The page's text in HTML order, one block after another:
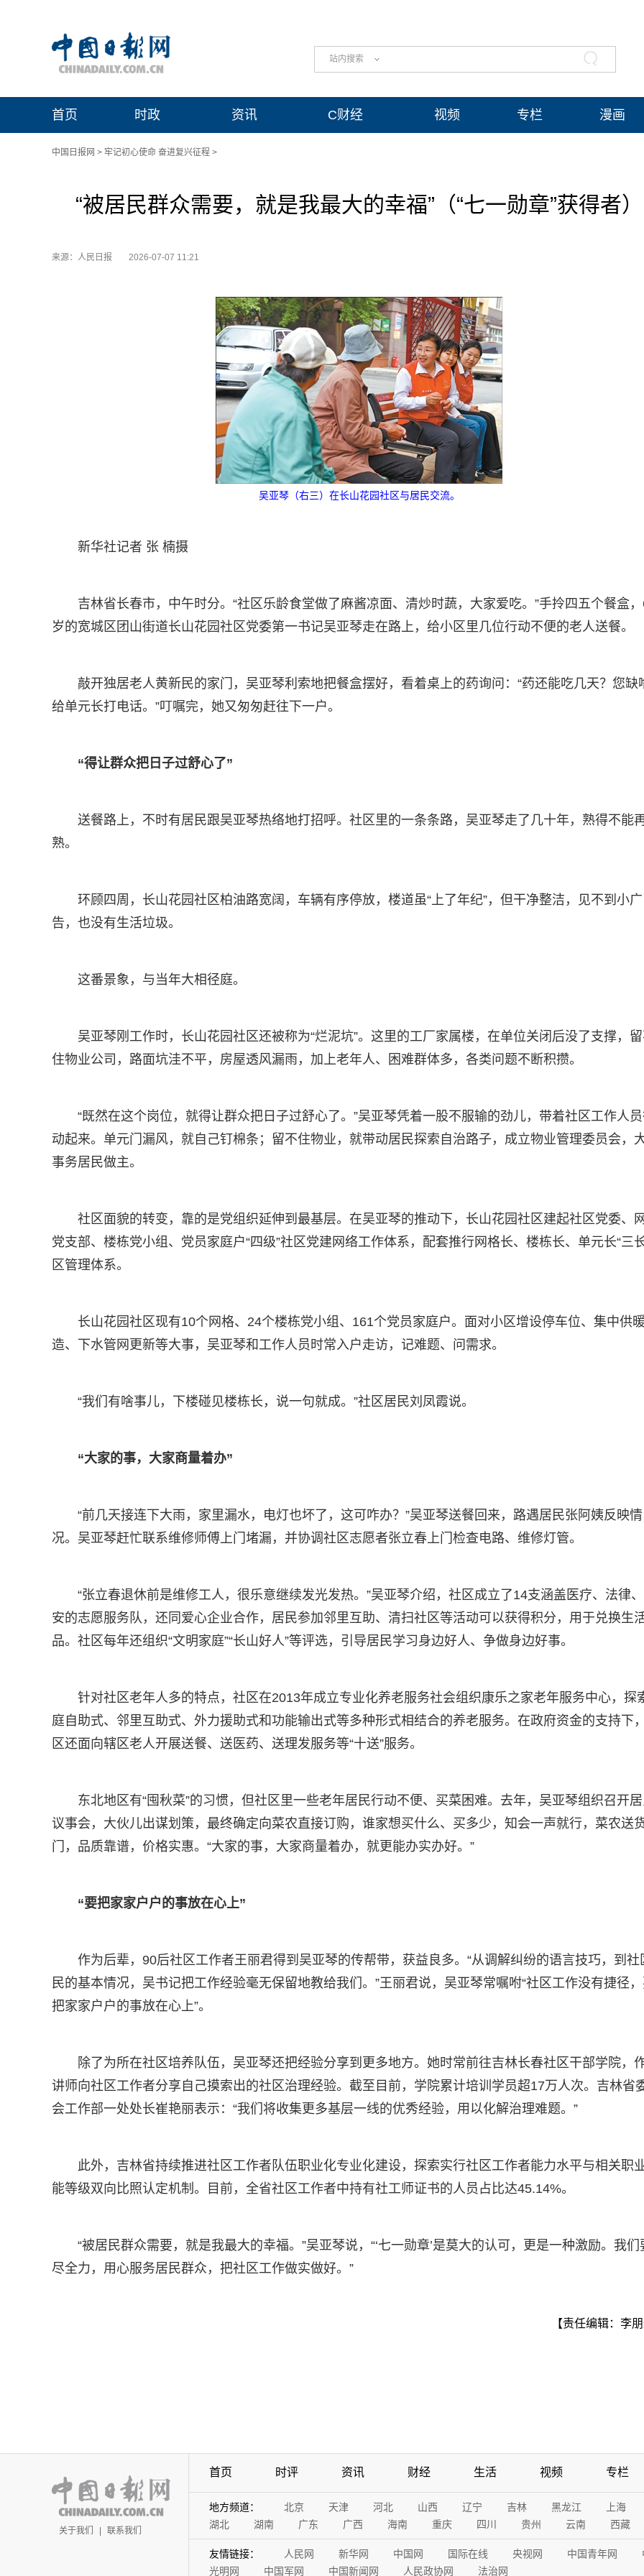
站内搜索
首页 时政 资讯 C财经 视频 专栏 漫画
中国日报网 > 牢记初心使命 奋进复兴征程 >
“被居民群众需要，就是我最大的幸福”（“七一勋章”获得者）
来源：人民日报 2026-07-07 11:21
吴亚琴（右三）在长山花园社区与居民交流。
新华社记者 张 楠摄
吉林省长春市，中午时分。“社区乐龄食堂做了麻酱凉面、清炒时蔬，大家爱吃。”手拎四五个餐盒
岁的宽城区团山街道长山花园社区党委第一书记吴亚琴走在路上，给小区里几位行动不便的老人送餐。
敲开独居老人黄新民的家门，吴亚琴利索地把餐盒摆好，看着桌上的药询问：“药还能吃几天？您缺
给单元长打电话。”叮嘱完，她又匆匆赶往下一户。
“得让群众把日子过舒心了”
送餐路上，不时有居民跟吴亚琴热络地打招呼。社区里的一条条路，吴亚琴走了几十年，熟得不能
熟。
环顾四周，长山花园社区柏油路宽阔，车辆有序停放，楼道虽“上了年纪”，但干净整洁，见不到小广
告，也没有生活垃圾。
这番景象，与当年大相径庭。
吴亚琴刚工作时，长山花园社区还被称为“烂泥坑”。这里的工厂家属楼，在单位关闭后没了支撑，
住物业公司，路面坑洼不平，房屋透风漏雨，加上老年人、困难群体多，各类问题不断积攒。
“既然在这个岗位，就得让群众把日子过舒心了。”吴亚琴凭着一股不服输的劲儿，带着社区工作人
动起来。单元门漏风，就自己钉棉条；留不住物业，就带动居民探索自治路子，成立物业管理委员会，
事务居民做主。
社区面貌的转变，靠的是党组织延伸到最基层。在吴亚琴的推动下，长山花园社区建起社区党委、
党支部、楼栋党小组、党员家庭户“四级”社区党建网络工作体系，配套推行网格长、楼栋长、单元长“三
区管理体系。
长山花园社区现有10个网格、24个楼栋党小组、161个党员家庭户。面对小区增设停车位、集中供
造、下水管网更新等大事，吴亚琴和工作人员时常入户走访，记难题、问需求。
“我们有啥事儿，下楼碰见楼栋长，说一句就成。”社区居民刘凤霞说。
“大家的事，大家商量着办”
“前几天接连下大雨，家里漏水，电灯也坏了，这可咋办？”吴亚琴送餐回来，路遇居民张阿姨反映情
况。吴亚琴赶忙联系维修师傅上门堵漏，并协调社区志愿者张立春上门检查电路、维修灯管。
“张立春退休前是维修工人，很乐意继续发光发热。”吴亚琴介绍，社区成立了14支涵盖医疗、法律
安的志愿服务队，还同爱心企业合作，居民参加邻里互助、清扫社区等活动可以获得积分，用于兑换生
品。社区每年还组织“文明家庭”“长山好人”等评选，引导居民学习身边好人、争做身边好事。
针对社区老年人多的特点，社区在2013年成立专业化养老服务社会组织康乐之家老年服务中心，探
庭自助式、邻里互助式、外力援助式和功能输出式等多种形式相结合的养老服务。在政府资金的支持下
区还面向辖区老人开展送餐、送医药、送理发服务等“十送”服务。
东北地区有“囤秋菜”的习惯，但社区里一些老年居民行动不便、买菜困难。去年，吴亚琴组织召开
议事会，大伙儿出谋划策，最终确定向菜农直接订购，谁家想买什么、买多少，知会一声就行，菜农送
门，品质靠谱，价格实惠。“大家的事，大家商量着办，就更能办实办好。”
“要把家家户户的事放在心上”
作为后辈，90后社区工作者王丽君得到吴亚琴的传帮带，获益良多。“从调解纠纷的语言技巧，到社
民的基本情况，吴书记把工作经验毫无保留地教给我们。”王丽君说，吴亚琴常嘱咐“社区工作没有捷径
把家家户户的事放在心上”。
除了为所在社区培养队伍，吴亚琴还把经验分享到更多地方。她时常前往吉林长春社区干部学院，
讲师向社区工作者分享自己摸索出的社区治理经验。截至目前，学院累计培训学员超17万人次。吉林省
会工作部一处处长崔艳丽表示：“我们将收集更多基层一线的优秀经验，用以化解治理难题。”
此外，吉林省持续推进社区工作者队伍职业化专业化建设，探索实行社区工作者能力水平与相关职
能等级双向比照认定机制。目前，全省社区工作者中持有社工师证书的人员占比达45.14%。
“被居民群众需要，就是我最大的幸福。”吴亚琴说，“‘七一勋章’是莫大的认可，更是一种激励。我们
尽全力，用心服务居民群众，把社区工作做实做好。”
【责任编辑：李朋
关于我们 | 联系我们
首页 时评 资讯 财经 生活 视频 专栏
地方频道： 北京 天津 河北 山西 辽宁 吉林 黑龙江 上海
湖北
湖南 广东 广西 海南 重庆 四川 贵州 云南 西藏
友情链接： 人民网 新华网 中国网 国际在线 央视网 中国青年网
光明网
中国军网 中国新闻网 人民政协网 法治网